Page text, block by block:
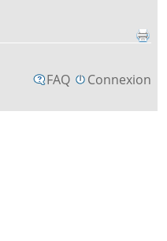
FAQ Connexion